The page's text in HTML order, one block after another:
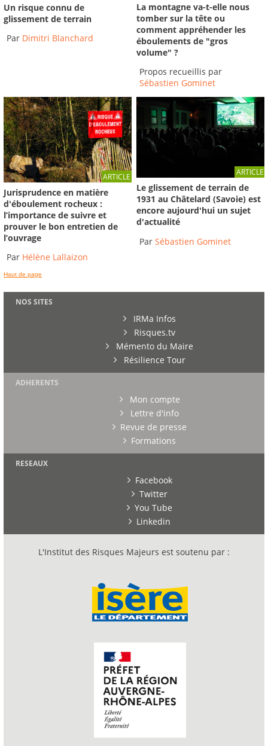
Un risque connu de
glissement de terrain
Par Dimitri Blanchard
La montagne va-t-elle nous
tomber sur la tête ou
comment appréhender les
éboulements de "gros
volume" ?
Propos recueillis par
Sébastien Gominet
ARTICLE
Jurisprudence en matière
d'éboulement rocheux :
l’importance de suivre et
prouver le bon entretien de
l’ouvrage
Par Hélène Lallaizon
ARTICLE
Le glissement de terrain de
1931 au Châtelard (Savoie) est
encore aujourd'hui un sujet
d'actualité
ParSébastien Gominet
Haut de page
NOS SITES
IRMa Infos
Risques.tv
Mémento du Maire
Résilience Tour
ADHERENTS
Mon compte
Lettre d'info
Revue de presse
Formations
RESEAUX
Facebook
Twitter
You Tube
Linkedin
L'Institut des Risques Majeurs est soutenu par :